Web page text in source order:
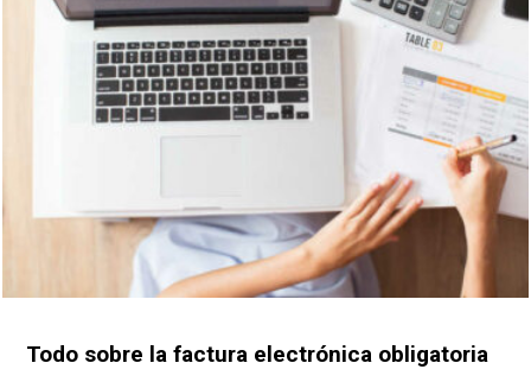
Todo sobre la factura electrónica obligatoria